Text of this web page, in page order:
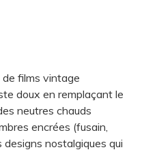
films vintage
doux en remplaçant le
neutres chauds
encrées (fusain,
nostalgiques qui